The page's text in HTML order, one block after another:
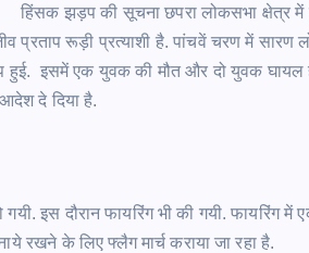
हिंसक झड़प की सूचना छपरा लोकसभा क्षेत्र में
प्रताप रूड़ी प्रत्याशी है. पांचवें चरण में सारण
हुई. इसमें एक युवक की मौत और दो युवक घायल
दे दिया है.
इस दौरान फायरिंग भी की गयी. फायरिंग में
रखने के लिए फ्लैग मार्च कराया जा रहा है.